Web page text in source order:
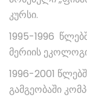
კურსი.
1995-1996
მერიის
1996-2001
გამგეობაში